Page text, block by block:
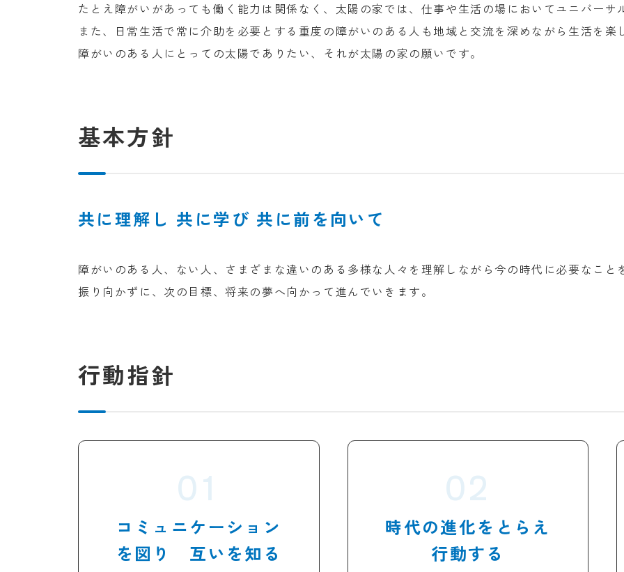
たとえ障がいがあっても働く能力は関係なく、太陽の家では、仕事や生活の場においてユニバーサ
また、日常生活で常に介助を必要とする重度の障がいのある人も地域と交流を深めながら生活を楽
障がいのある人にとっての太陽でありたい、それが太陽の家の願いです。
基本方針
共に理解し 共に学び 共に前を向いて
障がいのある人、ない人、さまざまな違いのある多様な人々を理解しながら今の時代に必要なこと
振り向かずに、次の目標、将来の夢へ向かって進んでいきます。
行動指針
コミュニケーション
を図り 互いを知る
時代の進化をとらえ
行動する